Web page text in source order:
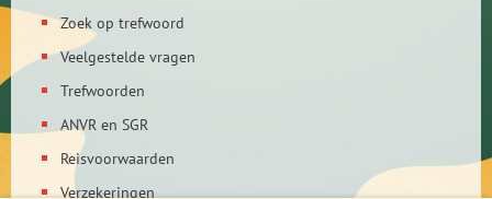
Zoek op trefwoord
Veelgestelde vragen
Trefwoorden
ANVR en SGR
Reisvoorwaarden
Verzekeringen